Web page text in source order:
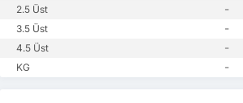
2.5 Üst -
3.5 Üst -
4.5 Üst -
KG -